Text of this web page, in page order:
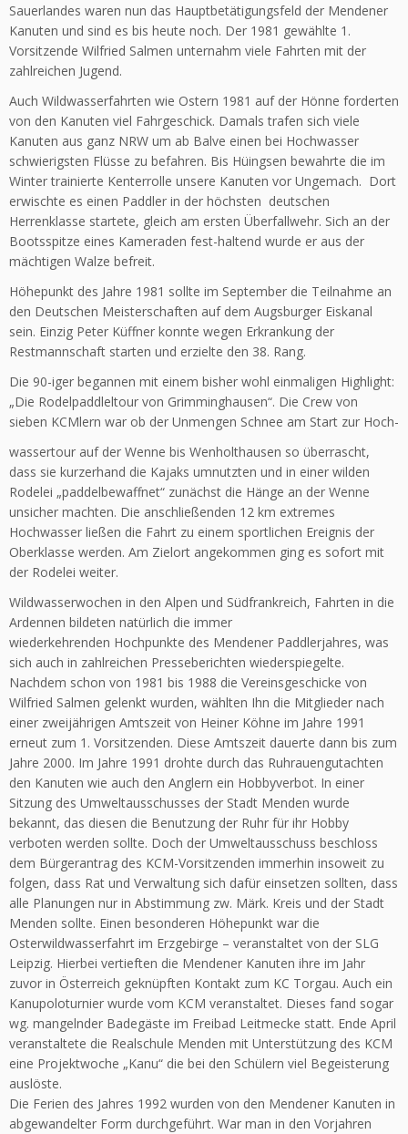
Sauerlandes waren nun das Hauptbetätigungsfeld der Mendener
Kanuten und sind es bis heute noch. Der 1981 gewählte 1.
Vorsitzende Wilfried Salmen unternahm viele Fahrten mit der
zahlreichen Jugend.
Auch Wildwasserfahrten wie Ostern 1981 auf der Hönne forderten
von den Kanuten viel Fahrgeschick. Damals trafen sich viele
Kanuten aus ganz NRW um ab Balve einen bei Hochwasser
schwierigsten Flüsse zu befahren. Bis Hüingsen bewahrte die im
Winter trainierte Kenterrolle unsere Kanuten vor Ungemach. Dort
erwischte es einen Paddler in der höchsten deutschen
Herrenklasse startete, gleich am ersten Überfallwehr. Sich an der
Bootsspitze eines Kameraden fest-haltend wurde er aus der
mächtigen Walze befreit.
Höhepunkt des Jahre 1981 sollte im September die Teilnahme an
den Deutschen Meisterschaften auf dem Augsburger Eiskanal
sein. Einzig Peter Küffner konnte wegen Erkrankung der
Restmannschaft starten und erzielte den 38. Rang.
Die 90-iger begannen mit einem bisher wohl einmaligen Highlight:
„Die Rodelpaddleltour von Grimminghausen“. Die Crew von
sieben KCMlern war ob der Unmengen Schnee am Start zur Hoch-
wassertour auf der Wenne bis Wenholthausen so überrascht,
dass sie kurzerhand die Kajaks umnutzten und in einer wilden
Rodelei „paddelbewaffnet“ zunächst die Hänge an der Wenne
unsicher machten. Die anschließenden 12 km extremes
Hochwasser ließen die Fahrt zu einem sportlichen Ereignis der
Oberklasse werden. Am Zielort angekommen ging es sofort mit
der Rodelei weiter.
Wildwasserwochen in den Alpen und Südfrankreich, Fahrten in die
Ardennen bildeten natürlich die immer
wiederkehrenden Hochpunkte des Mendener Paddlerjahres, was
sich auch in zahlreichen Presseberichten wiederspiegelte.
Nachdem schon von 1981 bis 1988 die Vereinsgeschicke von
Wilfried Salmen gelenkt wurden, wählten Ihn die Mitglieder nach
einer zweijährigen Amtszeit von Heiner Köhne im Jahre 1991
erneut zum 1. Vorsitzenden. Diese Amtszeit dauerte dann bis zum
Jahre 2000. Im Jahre 1991 drohte durch das Ruhrauengutachten
den Kanuten wie auch den Anglern ein Hobbyverbot. In einer
Sitzung des Umweltausschusses der Stadt Menden wurde
bekannt, das diesen die Benutzung der Ruhr für ihr Hobby
verboten werden sollte. Doch der Umweltausschuss beschloss
dem Bürgerantrag des KCM-Vorsitzenden immerhin insoweit zu
folgen, dass Rat und Verwaltung sich dafür einsetzen sollten, dass
alle Planungen nur in Abstimmung zw. Märk. Kreis und der Stadt
Menden sollte. Einen besonderen Höhepunkt war die
Osterwildwasserfahrt im Erzgebirge – veranstaltet von der SLG
Leipzig. Hierbei vertieften die Mendener Kanuten ihre im Jahr
zuvor in Österreich geknüpften Kontakt zum KC Torgau. Auch ein
Kanupoloturnier wurde vom KCM veranstaltet. Dieses fand sogar
wg. mangelnder Badegäste im Freibad Leitmecke statt. Ende April
veranstaltete die Realschule Menden mit Unterstützung des KCM
eine Projektwoche „Kanu“ die bei den Schülern viel Begeisterung
auslöste.
Die Ferien des Jahres 1992 wurden von den Mendener Kanuten in
abgewandelter Form durchgeführt. War man in den Vorjahren